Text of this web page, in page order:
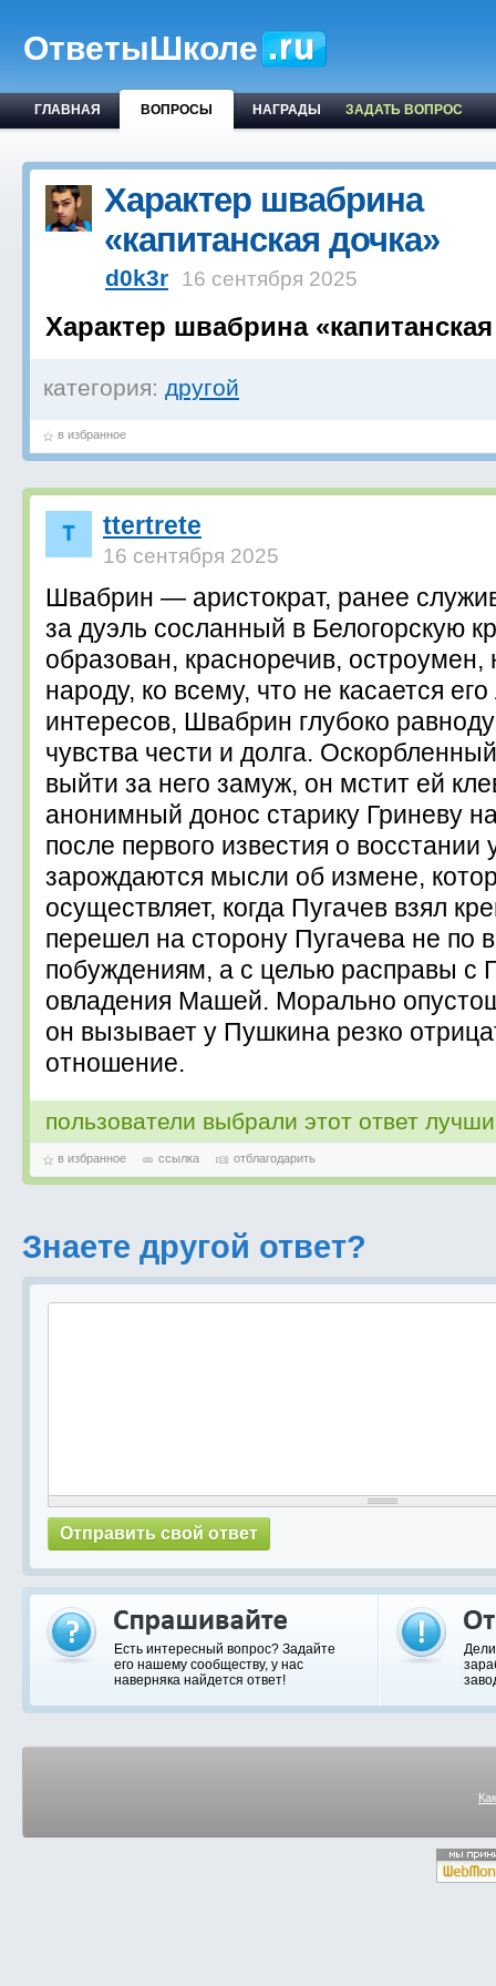
ОтветыШколе
ГЛАВНАЯ ВОПРОСЫ НАГРАДЫ ЗАДАТЬ ВОПРОС
Характер швабрина
«капитанская дочка»
d0k3r 16 сентября 2025
Характер швабрина
категория: другой
в избранное
ttertrete
16 сентября 2025
Швабрин — аристократ, ранее
за дуэль сосланный в Белогорскую
образован, красноречив, остроумен,
народу, ко всему, что не касается
интересов, Швабрин глубоко
чувства чести и долга.
выйти за него замуж, он мстит ей
анонимный донос старику Гриневу
после первого известия о
зарождаются мысли об измене,
осуществляет, когда Пугачев взял
перешел на сторону Пугачева не по
побуждениям, а с целью расправы с
овладения Машей. Морально
он вызывает у Пушкина резко
отношение.
пользователи выбрали этот ответ
в избранное ссылка отблагодарить
Знаете другой ответ?
Есть интересный вопрос? Задайте
его нашему сообществу, у нас
наверняка найдется ответ!